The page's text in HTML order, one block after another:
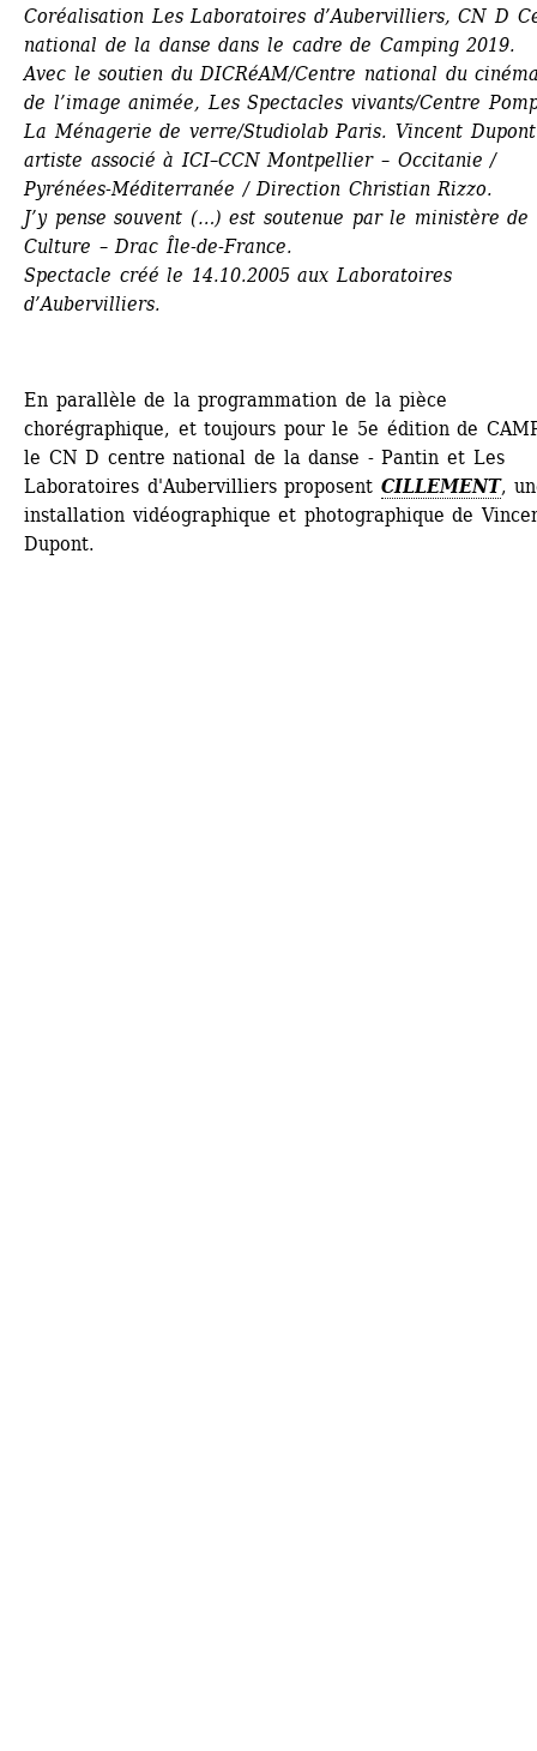
Coréalisation Les Laboratoires d’Aubervilliers, CN D
national de la danse dans le cadre de Camping 2019.
Avec le soutien du DICRéAM/Centre national du
de l’image animée, Les Spectacles vivants/Centre
La Ménagerie de verre/Studiolab Paris. Vincent
artiste associé à ICI–CCN Montpellier – Occitanie /
Pyrénées-Méditerranée / Direction Christian Rizzo.
J’y pense souvent (…) est soutenue par le ministère de
Culture – Drac Île-de-France.
Spectacle créé le 14.10.2005 aux Laboratoires
d’Aubervilliers.
En parallèle de la programmation de la pièce
chorégraphique, et toujours pour le 5e édition de
le CN D centre national de la danse - Pantin et Les
Laboratoires d'Aubervilliers proposent CILLEMENT,
installation vidéographique et photographique de
Dupont.